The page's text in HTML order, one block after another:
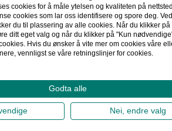
cookies for å måle ytelsen og kvaliteten på
cookies som lar oss identifisere og spore deg.
du til plassering av alle cookies. Når du klikker på
ditt eget valg og når du klikker på "Kun
Hvis du ønsker å vite mer om cookies våre
vennligst se våre retningslinjer for cookies.
Godta alle
Nei, endre valg